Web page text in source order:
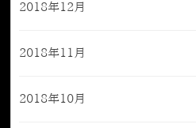
2018年12月
2018年11月
2018年10月